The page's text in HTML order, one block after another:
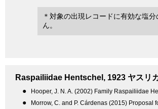
＊対象の出現レコードに有効な塩
ん。
Raspailiidae Hentschel, 1923 ヤスリ
● Hooper, J. N. A. (2002) Family Raspailiidae
● Morrow, C. and P. Cárdenas (2015) Proposal